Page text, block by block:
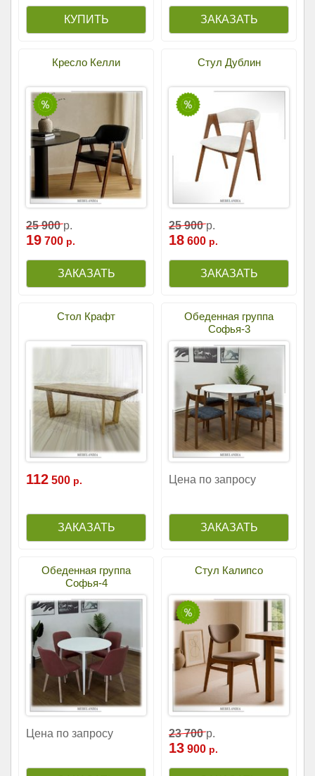
Кресло Келли
25 900р.
19 700 р.
Стул Дублин
25 900р.
18 600 р.
Стол Крафт
112 500 р.
Обеденная группа
Софья-3
Цена по запросу
Обеденная группа
Софья-4
Цена по запросу
Стул Калипсо
23 700р.
13 900 р.